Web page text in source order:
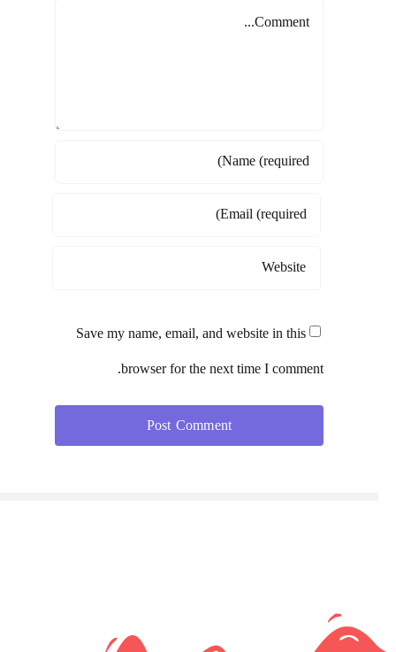
Comment
Save my name, email, and website in this
browser for the next time I comment.